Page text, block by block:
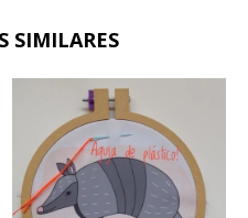
SIMILARES